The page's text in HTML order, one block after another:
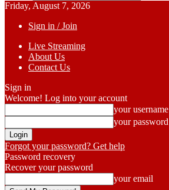
Friday, August 7, 2026
Sign in / Join
Live Streaming
About Us
Contact Us
Sign in
Welcome! Log into your account
your username
your password
Forgot your password? Get help
Password recovery
Recover your password
your email